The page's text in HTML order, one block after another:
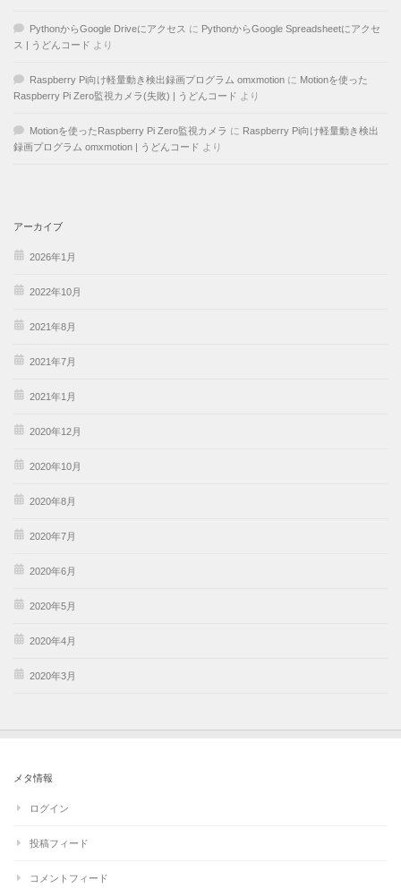
PythonからGoogle Driveにアクセス に PythonからGoogle Spreadsheetにアクセ
ス | うどんコード より
Raspberry Pi向け軽量動き検出録画プログラム omxmotion に Motionを使った
Raspberry Pi Zero監視カメラ(失敗) | うどんコード より
Motionを使ったRaspberry Pi Zero監視カメラ に Raspberry Pi向け軽量動き検出
録画プログラム omxmotion | うどんコード より
アーカイブ
2026年1月
2022年10月
2021年8月
2021年7月
2021年1月
2020年12月
2020年10月
2020年8月
2020年7月
2020年6月
2020年5月
2020年4月
2020年3月
メタ情報
ログイン
投稿フィード
コメントフィード